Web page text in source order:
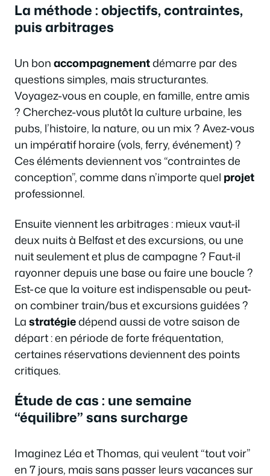
La méthode : objectifs, contraintes,
puis arbitrages
Un bonaccompagnementdémarre par des
questions simples, mais structurantes.
Voyagez-vous en couple, en famille, entre amis
? Cherchez-vous plutôt la culture urbaine, les
pubs, l’histoire, la nature, ou un mix ? Avez-vous
un impératif horaire (vols, ferry, événement) ?
Ces éléments deviennent vos “contraintes de
conception”, comme dans n’importe quel projet
professionnel.
Ensuite viennent les arbitrages : mieux vaut-il
deux nuits à Belfast et des excursions, ou une
nuit seulement et plus de campagne ? Faut-il
rayonner depuis une base ou faire une boucle ?
Est-ce que la voiture est indispensable ou peut-
on combiner train/bus et excursions guidées ?
Lastratégiedépend aussi de votre saison de
départ : en période de forte fréquentation,
certaines réservations deviennent des points
critiques.
Étude de cas : une semaine
“équilibre” sans surcharge
Imaginez Léa et Thomas, qui veulent “tout voir”
en 7 jours, mais sans passer leurs vacances sur